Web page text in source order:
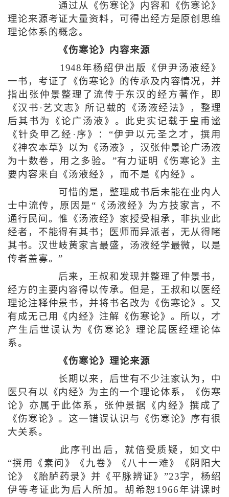
通过从《伤寒论》内容和《伤寒论》
理论来源考证大量资料，可得出经方是原创思维
理论体系的概念。
《伤寒论》内容来源
1948年杨绍伊出版《伊尹汤液经》
一书，考证了《伤寒论》的传承及内容情况，并
指出张仲景整理了流传于东汉的经方著作，即
《汉书·艺文志》所记载的《汤液经法》，整理
后其书为《论广汤液》。此史实记载于皇甫谧
《针灸甲乙经·序》：“伊尹以元圣之才，撰用
《神农本草》以为《汤液》，汉张仲景论广汤液
为十数卷，用之多验。”有力证明《伤寒论》主
要内容来自《汤液经》，而不是《内经》。
可惜的是，整理成书后未能在业内人
士中流传，原因是“《汤液经》为方技家言，不
通行民间。惟《汤液经》家授受相承，非执业此
经者，不能得有其书；医师而异派者，无从得睹
其书。汉世岐黄家言最盛，汤液经学最微，以是
传者盖寡。”
后来，王叔和发现并整理了仲景书，
经方的主要内容得以传承。但是，王叔和以医经
理论注释仲景书，并将书名改为《伤寒论》。又
有成无己用《内经》注解《伤寒论》。所以，才
产生后世误认为《伤寒论》理论属医经理论体
系。
《伤寒论》理论来源
长期以来，后世有不少注家认为，中
医只有以《内经》为主的一个理论体系，《伤寒
论》亦属于此体系，张仲景据《内经》撰成了
《伤寒论》。这一错误认识与《伤寒论》序有很
大关系。
此序刊出后，就倍受质疑，如文中
“撰用《素问》《九卷》《八十一难》《阴阳大
论》《胎胪药录》并《平脉辨证》”23字，杨绍
伊等考证此为后人所加。胡希恕1966年讲课时